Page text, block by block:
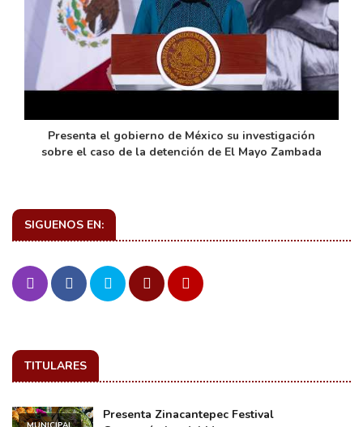
Presenta el gobierno de México su investigación
sobre el caso de la detención de El Mayo Zambada
SIGUENOS EN:
TITULARES
Presenta Zinacantepec Festival